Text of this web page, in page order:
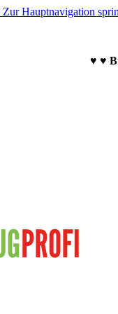
Zur Hauptnavigation
♥ ♥